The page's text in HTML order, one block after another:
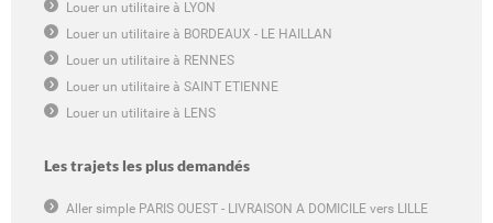
Louer un utilitaire à LYON
Louer un utilitaire à BORDEAUX - LE HAILLAN
Louer un utilitaire à RENNES
Louer un utilitaire à SAINT ETIENNE
Louer un utilitaire à LENS
Les trajets les plus demandés
Aller simple PARIS OUEST - LIVRAISON A DOMICILE vers LILLE